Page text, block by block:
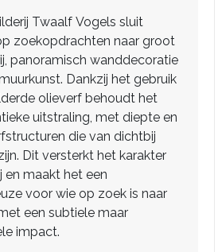
Twaalf Vogels sluit
zoekopdrachten naar groot
panoramisch wanddecoratie
Dankzij het gebruik
olieverf behoudt het
uitstraling, met diepte en
die van dichtbij
Dit versterkt het karakter
en maakt het een
voor wie op zoek is naar
een subtiele maar
impact.